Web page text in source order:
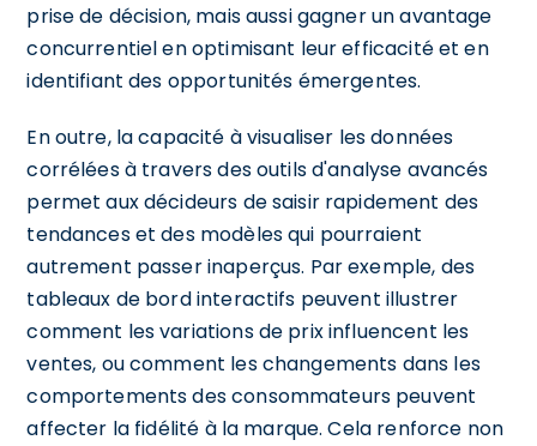
prise de décision, mais aussi gagner un avantage
concurrentiel en optimisant leur efficacité et en
identifiant des opportunités émergentes.
En outre, la capacité à visualiser les données
corrélées à travers des outils d'analyse avancés
permet aux décideurs de saisir rapidement des
tendances et des modèles qui pourraient
autrement passer inaperçus. Par exemple, des
tableaux de bord interactifs peuvent illustrer
comment les variations de prix influencent les
ventes, ou comment les changements dans les
comportements des consommateurs peuvent
affecter la fidélité à la marque. Cela renforce non